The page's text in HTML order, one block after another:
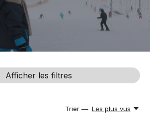
Afficher les filtres
Trier — Les plus vus